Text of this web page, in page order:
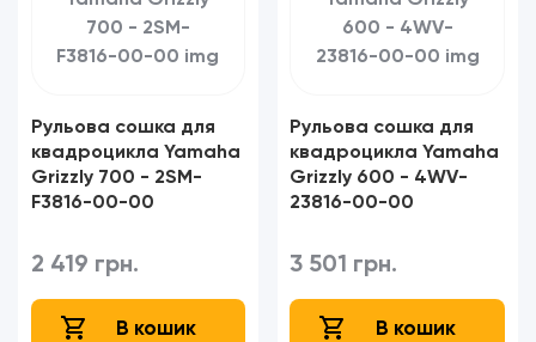
Рульова сошка для
квадроцикла Yamaha
Grizzly 700 - 2SM-
F3816-00-00
2 419 грн.
В кошик
Рульова сошка для
квадроцикла Yamaha
Grizzly 600 - 4WV-
23816-00-00
3 501 грн.
В кошик